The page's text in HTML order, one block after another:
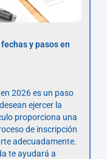
y pasos en
2026 es un paso
ejercer la
proporciona una
de inscripción
adecuadamente.
te ayudará a